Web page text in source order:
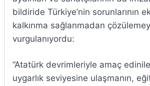
bildiride Türkiye’nin sorunlarının
kalkınma sağlanmadan
vurgulanıyordu:
“Atatürk devrimleriyle amaç
uygarlık seviyesine ulaşmanın,